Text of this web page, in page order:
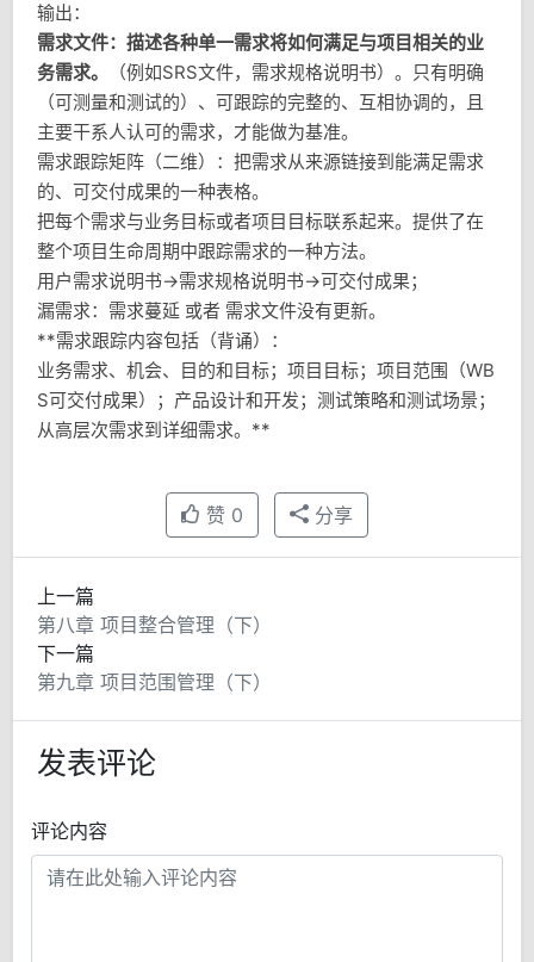
输出：
需求文件：描述各种单一需求将如何满足与项目相关的业
务需求。
（例如SRS文件，需求规格说明书）。只有明确
（可测量和测试的）、可跟踪的完整的、互相协调的，且
主要干系人认可的需求，才能做为基准。
需求跟踪矩阵（二维）：把需求从来源链接到能满足需求
的、可交付成果的一种表格。
把每个需求与业务目标或者项目目标联系起来。提供了在
整个项目生命周期中跟踪需求的一种方法。
用户需求说明书→需求规格说明书→可交付成果；
漏需求：需求蔓延 或者 需求文件没有更新。
**需求跟踪内容包括（背诵）：
业务需求、机会、目的和目标；项目目标；项目范围（WB
S可交付成果）；产品设计和开发；测试策略和测试场景；
从高层次需求到详细需求。**
赞 0 分享
上一篇
第八章 项目整合管理（下）
下一篇
第九章 项目范围管理（下）
发表评论
评论内容